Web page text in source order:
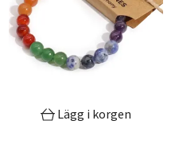
Lägg i korgen